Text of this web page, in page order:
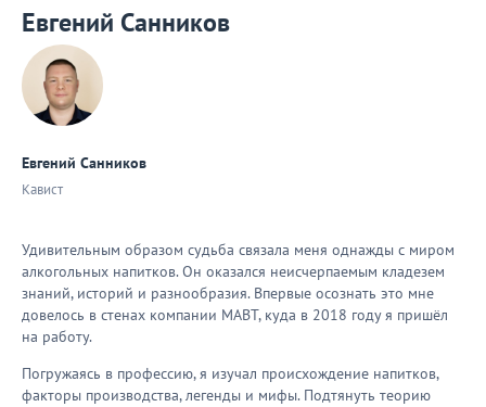
Евгений Санников
Евгений Санников
Кавист
Удивительным образом судьба связала меня однажды с миром
алкогольных напитков. Он оказался неисчерпаемым кладезем
знаний, историй и разнообразия. Впервые осознать это мне
довелось в стенах компании МАВТ, куда в 2018 году я пришёл
на работу.
Погружаясь в профессию, я изучал происхождение напитков,
факторы производства, легенды и мифы. Подтянуть теорию